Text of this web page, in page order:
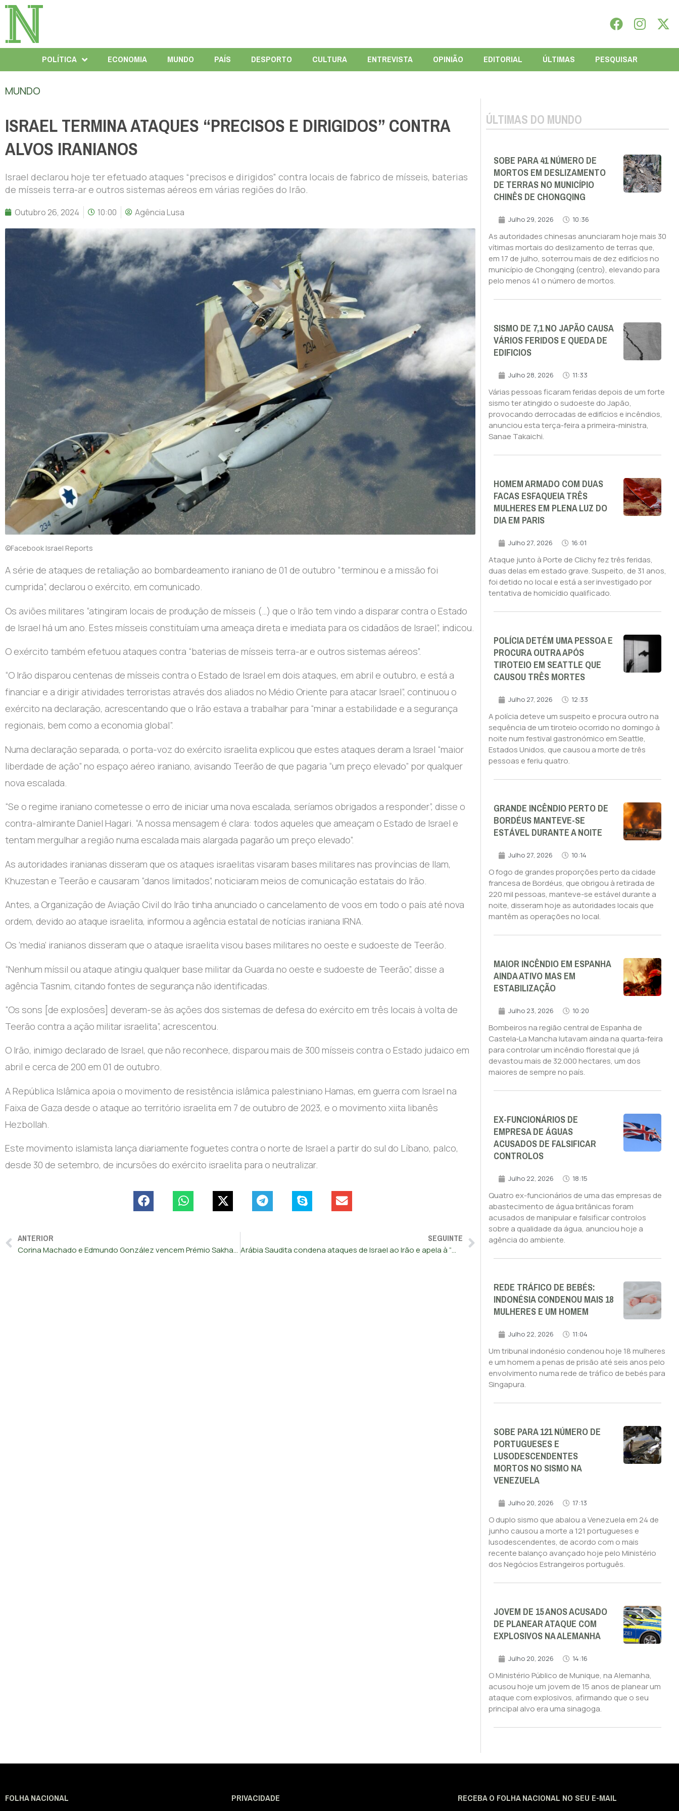
POLÍTICA ECONOMIA MUNDO PAÍS DESPORTO CULTURA ENTREVISTA OPINIÃO EDITORIAL ÚLTIMAS PESQUISAR
MUNDO
ISRAEL TERMINA ATAQUES “PRECISOS E DIRIGIDOS” CONTRA
ALVOS IRANIANOS
Israel declarou hoje ter efetuado ataques “precisos e dirigidos” contra locais de fabrico de mísseis, baterias
de mísseis terra-ar e outros sistemas aéreos em várias regiões do Irão.
Outubro 26, 2024 10:00 Agência Lusa
©Facebook Israel Reports
A série de ataques de retaliação ao bombardeamento iraniano de 01 de outubro “terminou e a missão foi
cumprida”, declarou o exército, em comunicado.
Os aviões militares “atingiram locais de produção de mísseis (…) que o Irão tem vindo a disparar contra o Estado
de Israel há um ano. Estes mísseis constituíam uma ameaça direta e imediata para os cidadãos de Israel”, indicou.
O exército também efetuou ataques contra “baterias de mísseis terra-ar e outros sistemas aéreos”.
“O Irão disparou centenas de mísseis contra o Estado de Israel em dois ataques, em abril e outubro, e está a
financiar e a dirigir atividades terroristas através dos aliados no Médio Oriente para atacar Israel”, continuou o
exército na declaração, acrescentando que o Irão estava a trabalhar para “minar a estabilidade e a segurança
regionais, bem como a economia global”.
Numa declaração separada, o porta-voz do exército israelita explicou que estes ataques deram a Israel “maior
liberdade de ação” no espaço aéreo iraniano, avisando Teerão de que pagaria “um preço elevado” por qualquer
nova escalada.
“Se o regime iraniano cometesse o erro de iniciar uma nova escalada, seríamos obrigados a responder”, disse o
contra-almirante Daniel Hagari. “A nossa mensagem é clara: todos aqueles que ameaçam o Estado de Israel e
tentam mergulhar a região numa escalada mais alargada pagarão um preço elevado”.
As autoridades iranianas disseram que os ataques israelitas visaram bases militares nas províncias de Ilam,
Khuzestan e Teerão e causaram “danos limitados”, noticiaram meios de comunicação estatais do Irão.
Antes, a Organização de Aviação Civil do Irão tinha anunciado o cancelamento de voos em todo o país até nova
ordem, devido ao ataque israelita, informou a agência estatal de notícias iraniana IRNA.
Os ‘media’ iranianos disseram que o ataque israelita visou bases militares no oeste e sudoeste de Teerão.
“Nenhum míssil ou ataque atingiu qualquer base militar da Guarda no oeste e sudoeste de Teerão”, disse a
agência Tasnim, citando fontes de segurança não identificadas.
“Os sons [de explosões] deveram-se às ações dos sistemas de defesa do exército em três locais à volta de
Teerão contra a ação militar israelita”, acrescentou.
O Irão, inimigo declarado de Israel, que não reconhece, disparou mais de 300 mísseis contra o Estado judaico em
abril e cerca de 200 em 01 de outubro.
A República Islâmica apoia o movimento de resistência islâmica palestiniano Hamas, em guerra com Israel na
Faixa de Gaza desde o ataque ao território israelita em 7 de outubro de 2023, e o movimento xiita libanês
Hezbollah.
Este movimento islamista lança diariamente foguetes contra o norte de Israel a partir do sul do Líbano, palco,
desde 30 de setembro, de incursões do exército israelita para o neutralizar.
ANTERIOR
Corina Machado e Edmundo González vencem Prémio Sakharov 2024 do Parlamento Europeu
SEGUINTE
Arábia Saudita condena ataques de Israel ao Irão e apela à “máxima contenção”
ÚLTIMAS DO MUNDO
SOBE PARA 41 NÚMERO DE
MORTOS EM DESLIZAMENTO
DE TERRAS NO MUNICÍPIO
CHINÊS DE CHONGQING
Julho 29, 2026 10:36
As autoridades chinesas anunciaram hoje mais 30
vítimas mortais do deslizamento de terras que,
em 17 de julho, soterrou mais de dez edifícios no
município de Chongqing (centro), elevando para
pelo menos 41 o número de mortos.
SISMO DE 7,1 NO JAPÃO CAUSA
VÁRIOS FERIDOS E QUEDA DE
EDIFICIOS
Julho 28, 2026 11:33
Várias pessoas ficaram feridas depois de um forte
sismo ter atingido o sudoeste do Japão,
provocando derrocadas de edifícios e incêndios,
anunciou esta terça-feira a primeira-ministra,
Sanae Takaichi.
HOMEM ARMADO COM DUAS
FACAS ESFAQUEIA TRÊS
MULHERES EM PLENA LUZ DO
DIA EM PARIS
Julho 27, 2026 16:01
Ataque junto à Porte de Clichy fez três feridas,
duas delas em estado grave. Suspeito, de 31 anos,
foi detido no local e está a ser investigado por
tentativa de homicídio qualificado.
POLÍCIA DETÉM UMA PESSOA E
PROCURA OUTRA APÓS
TIROTEIO EM SEATTLE QUE
CAUSOU TRÊS MORTES
Julho 27, 2026 12:33
A polícia deteve um suspeito e procura outro na
sequência de um tiroteio ocorrido no domingo à
noite num festival gastronómico em Seattle,
Estados Unidos, que causou a morte de três
pessoas e feriu quatro.
GRANDE INCÊNDIO PERTO DE
BORDÉUS MANTEVE-SE
ESTÁVEL DURANTE A NOITE
Julho 27, 2026 10:14
O fogo de grandes proporções perto da cidade
francesa de Bordéus, que obrigou à retirada de
220 mil pessoas, manteve-se estável durante a
noite, disseram hoje as autoridades locais que
mantêm as operações no local.
MAIOR INCÊNDIO EM ESPANHA
AINDA ATIVO MAS EM
ESTABILIZAÇÃO
Julho 23, 2026 10:20
Bombeiros na região central de Espanha de
Castela‑La Mancha lutavam ainda na quarta‑feira
para controlar um incêndio florestal que já
devastou mais de 32.000 hectares, um dos
maiores de sempre no país.
EX-FUNCIONÁRIOS DE
EMPRESA DE ÁGUAS
ACUSADOS DE FALSIFICAR
CONTROLOS
Julho 22, 2026 18:15
Quatro ex-funcionários de uma das empresas de
abastecimento de água britânicas foram
acusados de manipular e falsificar controlos
sobre a qualidade da água, anunciou hoje a
agência do ambiente.
REDE TRÁFICO DE BEBÉS:
INDONÉSIA CONDENOU MAIS 18
MULHERES E UM HOMEM
Julho 22, 2026 11:04
Um tribunal indonésio condenou hoje 18 mulheres
e um homem a penas de prisão até seis anos pelo
envolvimento numa rede de tráfico de bebés para
Singapura.
SOBE PARA 121 NÚMERO DE
PORTUGUESES E
LUSODESCENDENTES
MORTOS NO SISMO NA
VENEZUELA
Julho 20, 2026 17:13
O duplo sismo que abalou a Venezuela em 24 de
junho causou a morte a 121 portugueses e
lusodescendentes, de acordo com o mais
recente balanço avançado hoje pelo Ministério
dos Negócios Estrangeiros português.
JOVEM DE 15 ANOS ACUSADO
DE PLANEAR ATAQUE COM
EXPLOSIVOS NA ALEMANHA
Julho 20, 2026 14:16
O Ministério Público de Munique, na Alemanha,
acusou hoje um jovem de 15 anos de planear um
ataque com explosivos, afirmando que o seu
principal alvo era uma sinagoga.
FOLHA NACIONAL PRIVACIDADE RECEBA O FOLHA NACIONAL NO SEU E-MAIL